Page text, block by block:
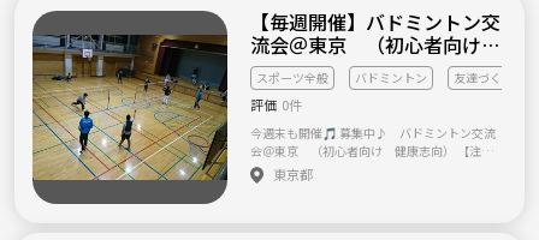
おります！
痛い思いもせず、相手に当てもしない 安全で
不思議な格闘技です！ ■ダンス格闘技クラス
の内容 主な流れは以下の通り ・ウォームアッ
プ（10分） ・有酸素運動（10分） ・コアトレ
ーニング（5分） ・筋力トレーニング（5分）
・ミット打ち（5分） ・ストレッチ（10分）
■日時 毎週火曜19:30～21:00（90分間） ■
持ち物 タオル、水、着替えなど ■服装 動きや
すい格好（Tシャツ、長いジャージなど）、(あ
れば)室内シューズ ■料金（1回） ・社会人1,0
【毎週開催】バドミントン交
流会＠東京 （初心者向け
健康志向）
スポーツ全般 バドミントン 友達づくり
評価 0件
今週末も開催🎵 募集中♪ バドミントン交流
会＠東京 （初心者向け 健康志向） 【注
意】応募に際して、サークル参加ボタンを押
した後、必ず下記テンプレをを記載の上、（t
東京都